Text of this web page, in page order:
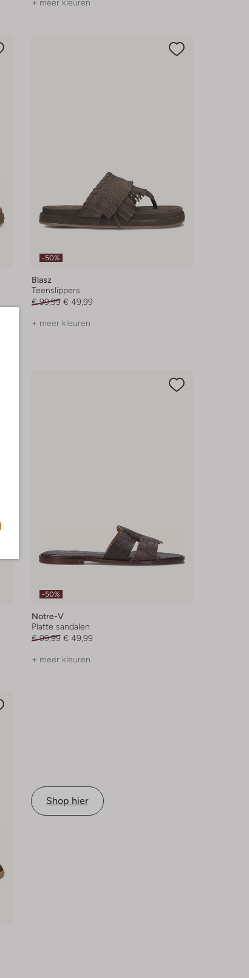
+ meer kleuren
-50%
Blasz
Teenslippers
€ 99,99 € 49,99
+ meer kleuren
-50%
Notre-V
Platte sandalen
€ 99,99 € 49,99
+ meer kleuren
Shop hier